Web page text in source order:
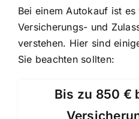
Bei einem Autokauf ist
Versicherungs- und
verstehen. Hier sind
Sie beachten sollten:
Bis zu 850 €